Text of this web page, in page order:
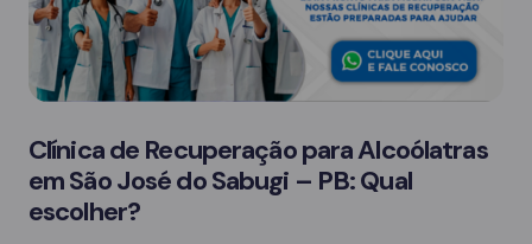
Clínica de Recuperação para Alcoólatras
em São José do Sabugi – PB: Qual
escolher?